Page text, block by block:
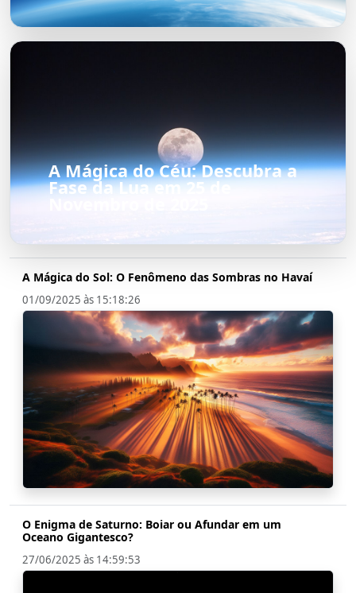
A Mágica do Céu: Descubra a
Fase da Lua em 25 de
A Mágica do Sol: O Fenômeno das Sombras no Havaí
01/09/2025 às 15:18:26
O Enigma de Saturno: Boiar ou Afundar em um
Oceano Gigantesco?
27/06/2025 às 14:59:53